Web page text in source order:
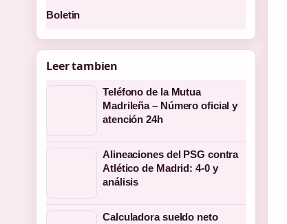
Boletin
Leer tambien
Teléfono de la Mutua
Madrileña – Número oficial y
atención 24h
Alineaciones del PSG contra
Atlético de Madrid: 4-0 y
análisis
Calculadora sueldo neto